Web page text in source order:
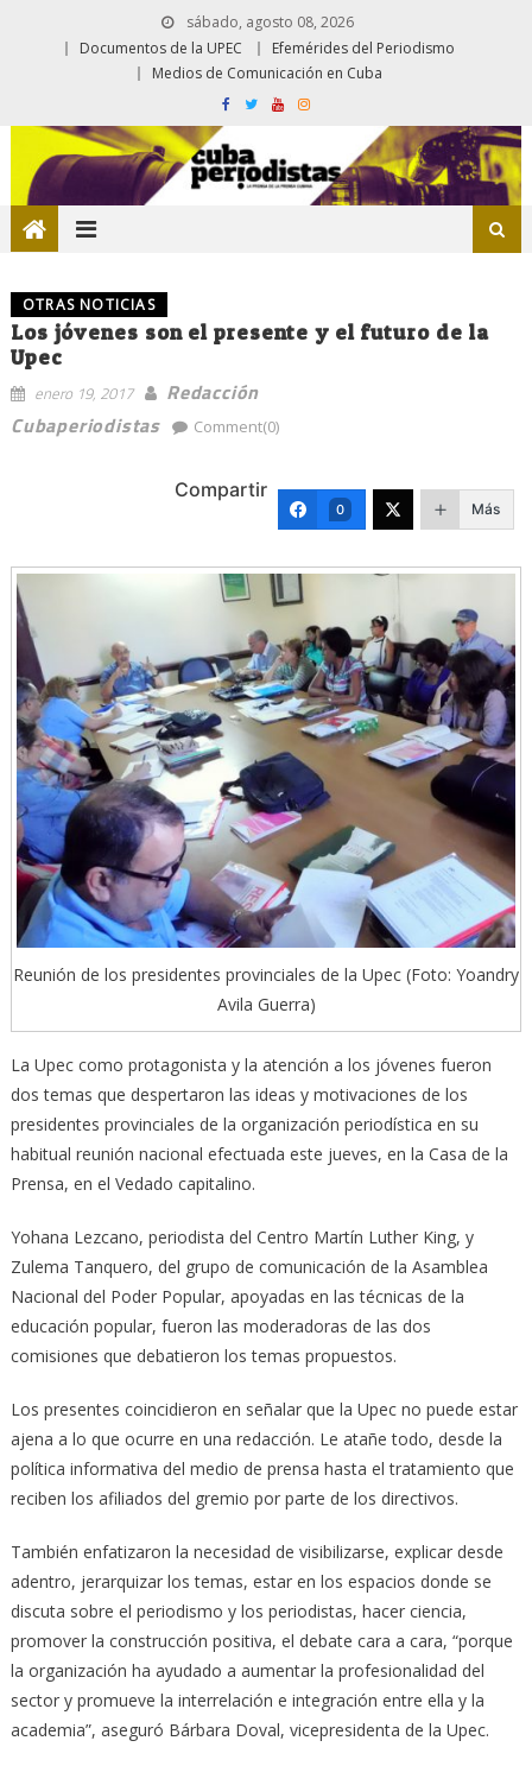
sábado, agosto 08, 2026
Documentos de la UPEC
Efemérides del Periodismo
Medios de Comunicación en Cuba
OTRAS NOTICIAS
Los jóvenes son el presente y el futuro de la
Upec
enero 19, 2017
Redacción
Cubaperiodistas
Comment(0)
Compartir
0 Más
Reunión de los presidentes provinciales de la Upec (Foto: Yoandry
Avila Guerra)
La Upec como protagonista y la atención a los jóvenes fueron
dos temas que despertaron las ideas y motivaciones de los
presidentes provinciales de la organización periodística en su
habitual reunión nacional efectuada este jueves, en la Casa de la
Prensa, en el Vedado capitalino.
Yohana Lezcano, periodista del Centro Martín Luther King, y
Zulema Tanquero, del grupo de comunicación de la Asamblea
Nacional del Poder Popular, apoyadas en las técnicas de la
educación popular, fueron las moderadoras de las dos
comisiones que debatieron los temas propuestos.
Los presentes coincidieron en señalar que la Upec no puede estar
ajena a lo que ocurre en una redacción. Le atañe todo, desde la
política informativa del medio de prensa hasta el tratamiento que
reciben los afiliados del gremio por parte de los directivos.
También enfatizaron la necesidad de visibilizarse, explicar desde
adentro, jerarquizar los temas, estar en los espacios donde se
discuta sobre el periodismo y los periodistas, hacer ciencia,
promover la construcción positiva, el debate cara a cara, “porque
la organización ha ayudado a aumentar la profesionalidad del
sector y promueve la interrelación e integración entre ella y la
academia”, aseguró Bárbara Doval, vicepresidenta de la Upec.